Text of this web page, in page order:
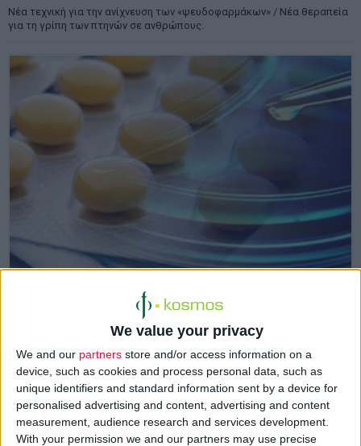
We value your privacy
We and our partners store and/or access information on a
device, such as cookies and process personal data, such as
unique identifiers and standard information sent by a device for
personalised advertising and content, advertising and content
measurement, audience research and services development.
With your permission we and our partners may use precise
Νέα τεχνική για την ανίχνευση των «ψευδοφαρμάκων» / Νέα θεραπεία
για τη γρίπη των πτηνών σε ανθρώπους.
Νέο χάπι-όπλο στον αγώνα κατά του καπνίσματος
Περιορίζει την ηδονή του καπνίσματος χωρίς να περιέχει νικοτίνη